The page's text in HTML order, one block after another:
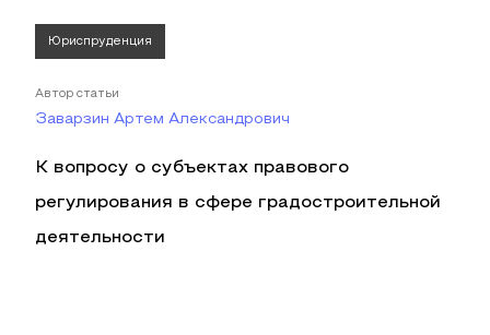
Юриспруденция
Автор статьи
Заварзин Артем Александрович
К вопросу о субъектах правового
регулирования в сфере градостроительной
деятельности